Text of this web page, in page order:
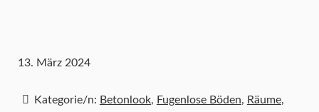
13. März 2024
Kategorie/n: Betonlook, Fugenlose Böden, Räume,